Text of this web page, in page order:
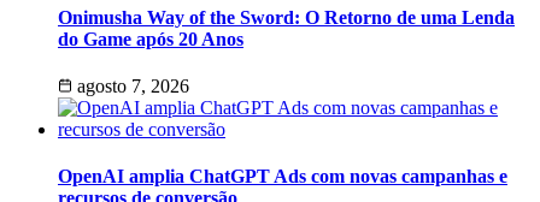
Onimusha Way of the Sword: O Retorno de uma Lenda
do Game após 20 Anos
agosto 7, 2026
OpenAI amplia ChatGPT Ads com novas campanhas e